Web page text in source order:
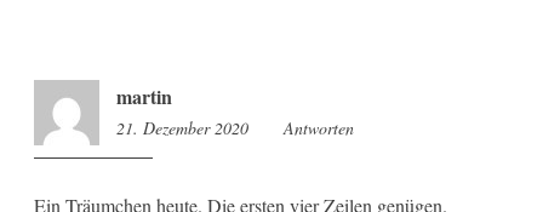
martin
21. Dezember 2020 10:29
Antworten
Ein Träumchen heute. Die ersten vier Zeilen genügen.